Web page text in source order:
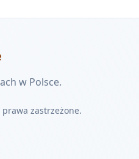
w Polsce.
zastrzeżone.